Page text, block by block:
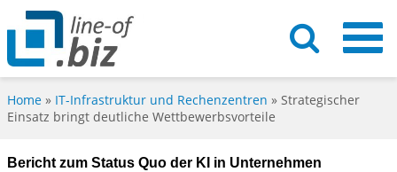
Home » IT-Infrastruktur und Rechenzentren » Strategischer
Einsatz bringt deutliche Wettbewerbsvorteile
Bericht zum Status Quo der KI in Unternehmen